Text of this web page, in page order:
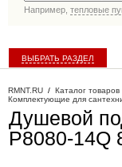
Например, тепловые
ВЫБРАТЬ РАЗДЕЛ
RMNT.RU / Каталог товаров
Комплектующие для
Душевой
P8080-14Q